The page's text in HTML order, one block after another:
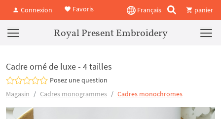
Connexion Favoris Français panier
Royal Present Embroidery
Cadre orné de luxe - 4 tailles
Posez une question
Magasin
Cadres monogrammes Cadres monochromes